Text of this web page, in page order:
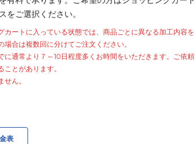
をご選択ください。
カートに入っている状態では、商品ごとに異なる加工内容を
合は複数回に分けてご注文ください。
に通常より ７～10日程度多くお時間をいただきます。ご依頼
とがあります。
ん。
表